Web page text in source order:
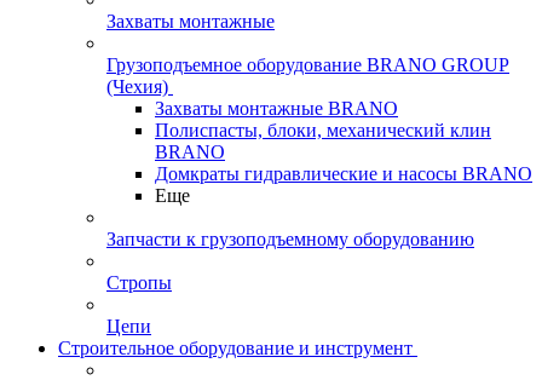
Захваты монтажные
Грузоподъемное оборудование BRANO GROUP
(Чехия)
Захваты монтажные BRANO
Полиспасты, блоки, механический клин
BRANO
Домкраты гидравлические и насосы BRANO
Еще
Запчасти к грузоподъемному оборудованию
Стропы
Цепи
Строительное оборудование и инструмент